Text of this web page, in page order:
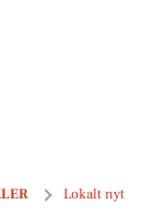
Lokalt nyt
i Hammel